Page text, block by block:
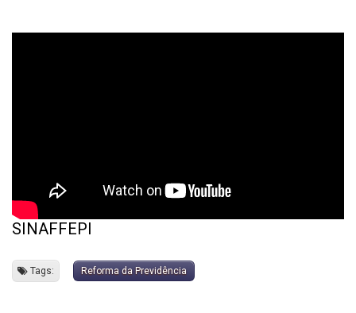
SINAFFEPI
Tags: Reforma da Previdência